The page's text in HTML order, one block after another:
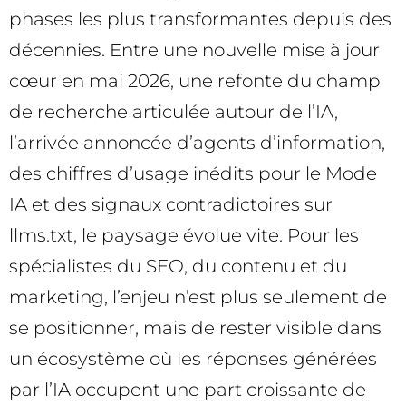
phases les plus transformantes depuis des
décennies. Entre une nouvelle mise à jour
cœur en mai 2026, une refonte du champ
de recherche articulée autour de l’IA,
l’arrivée annoncée d’agents d’information,
des chiffres d’usage inédits pour le Mode
IA et des signaux contradictoires sur
llms.txt, le paysage évolue vite. Pour les
spécialistes du SEO, du contenu et du
marketing, l’enjeu n’est plus seulement de
se positionner, mais de rester visible dans
un écosystème où les réponses générées
par l’IA occupent une part croissante de